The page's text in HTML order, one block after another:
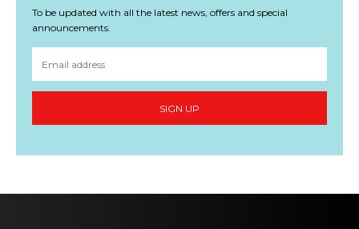
To be updated with all the latest news, offers and special
announcements.
SIGN UP